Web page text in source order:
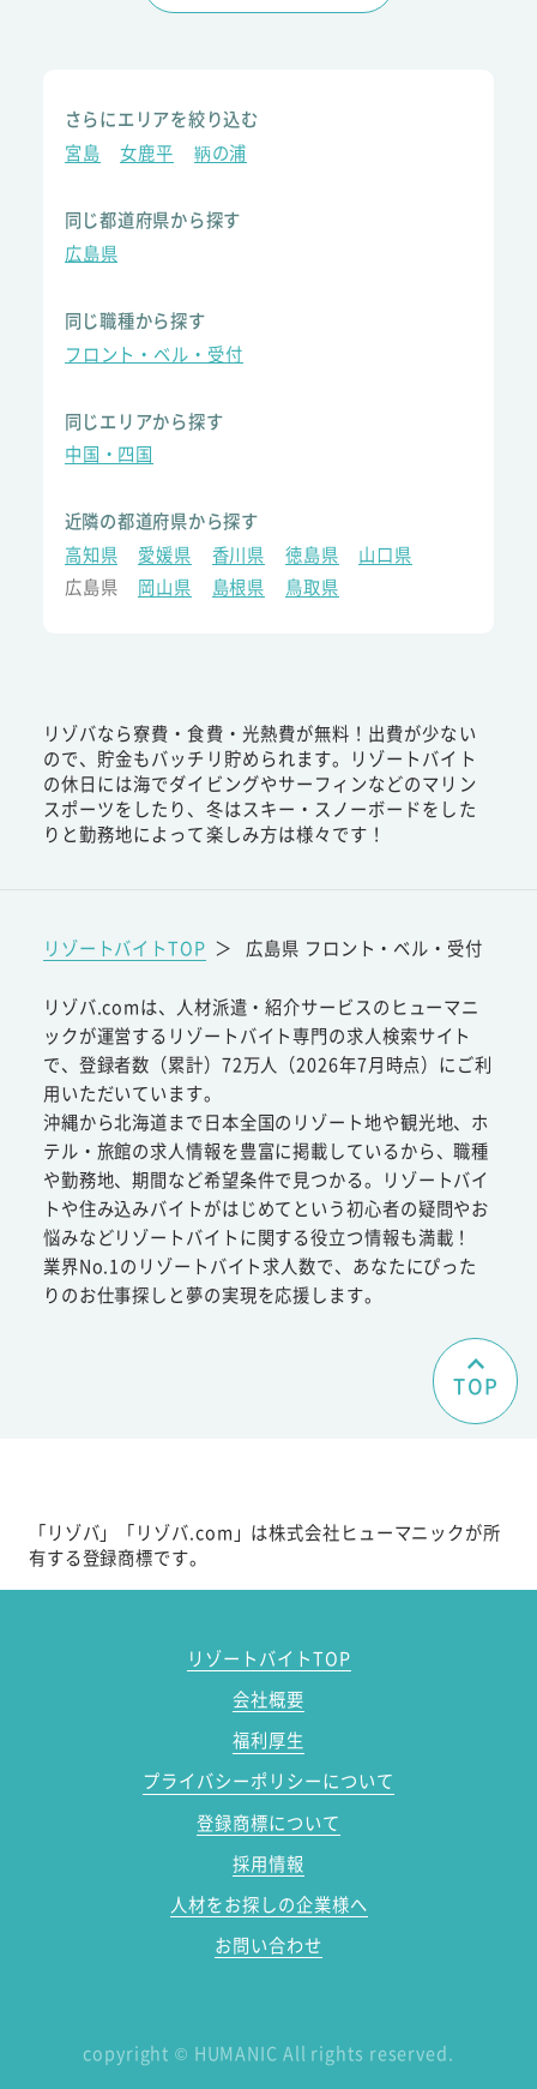
さらにエリアを絞り込む
宮島
女鹿平 鞆の浦
同じ都道府県から探す
広島県
同じ職種から探す
フロント・ベル・受付
同じエリアから探す
中国・四国
近隣の都道府県から探す
高知県
愛媛県 香川県 徳島県
山口県
広島県
岡山県 島根県 鳥取県
リゾバなら寮費・食費・光熱費が無料！出費が少ない
ので、貯金もバッチリ貯められます。リゾートバイト
の休日には海でダイビングやサーフィンなどのマリン
スポーツをしたり、冬はスキー・スノーボードをした
りと勤務地によって楽しみ方は様々です！
リゾートバイトTOP ＞ 広島県 フロント・ベル・受付
リゾバ.comは、人材派遣・紹介サービスのヒューマニ
ックが運営するリゾートバイト専門の求人検索サイト
で、登録者数（累計）72万人（2026年7月時点）にご利
用いただいています。
沖縄から北海道まで日本全国のリゾート地や観光地、ホ
テル・旅館の求人情報を豊富に掲載しているから、職種
や勤務地、期間など希望条件で見つかる。リゾートバイ
トや住み込みバイトがはじめてという初心者の疑問やお
悩みなどリゾートバイトに関する役立つ情報も満載！
業界No.1のリゾートバイト求人数で、あなたにぴった
りのお仕事探しと夢の実現を応援します。
TOP
「リゾバ」「リゾバ.com」は株式会社ヒューマニックが所
有する登録商標です。
リゾートバイトTOP
会社概要
福利厚生
プライバシーポリシーについて
登録商標について
採用情報
人材をお探しの企業様へ
お問い合わせ
copyright © HUMANIC All rights reserved.